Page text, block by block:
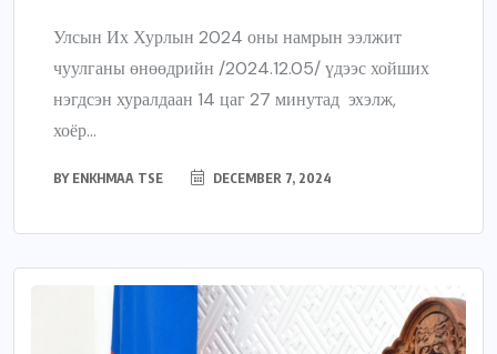
Улсын Их Хурлын 2024 оны намрын ээлжит
чуулганы өнөөдрийн /2024.12.05/ үдээс хойших
нэгдсэн хуралдаан 14 цаг 27 минутад эхэлж,
хоёр...
BY ENKHMAA TSE DECEMBER 7, 2024